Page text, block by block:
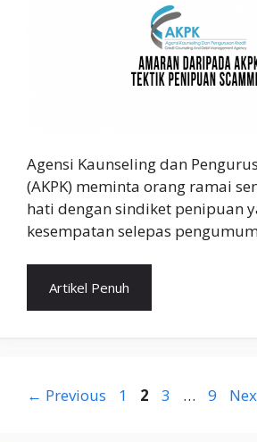
Agensi Kaunseling dan
(AKPK) meminta orang ramai
hati dengan sindiket penipuan
kesempatan selepas
Artikel Penuh
← Previous Page
1 Page
2 Page
3 … Page
9